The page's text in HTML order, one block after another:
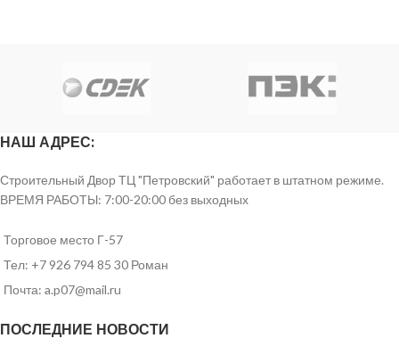
НАШ АДРЕС:
Строительный Двор ТЦ "Петровский" работает в штатном режиме.
ВРЕМЯ РАБОТЫ: 7:00-20:00 без выходных
Торговое место Г-57
Тел: +7 926 794 85 30 Роман
Почта: a.p07@mail.ru
ПОСЛЕДНИЕ НОВОСТИ